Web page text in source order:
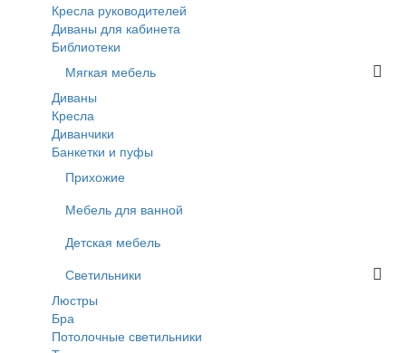
Кресла руководителей
Диваны для кабинета
Библиотеки
Мягкая мебель
Диваны
Кресла
Диванчики
Банкетки и пуфы
Прихожие
Мебель для ванной
Детская мебель
Светильники
Люстры
Бра
Потолочные светильники